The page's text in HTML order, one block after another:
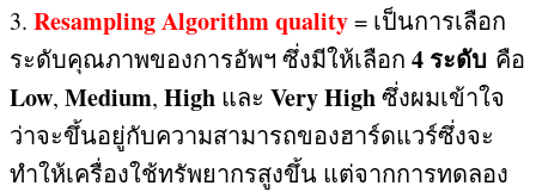
3. Resampling Algorithm quality= เป็นการเลือก
ระดับคุณภาพของการอัพฯ ซึ่งมีให้เลือก 4 ระดับ คือ
Low, Medium, High และ Very Highซึ่งผมเข้าใจ
ว่าจะขึ้นอยู่กับความสามารถของฮาร์ดแวร์ซึ่งจะ
ทำให้เครื่องใช้ทรัพยากรสูงขึ้น แต่จากการทดลอง